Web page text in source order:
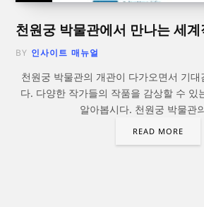
천원궁 박물관에서 만나는 세
BY 인사이트 매뉴얼
천원궁 박물관의 개관이 다가오면서 기
다. 다양한 작가들의 작품을 감상할 수 있
알아봅시다. 천원궁 박물관
READ MORE